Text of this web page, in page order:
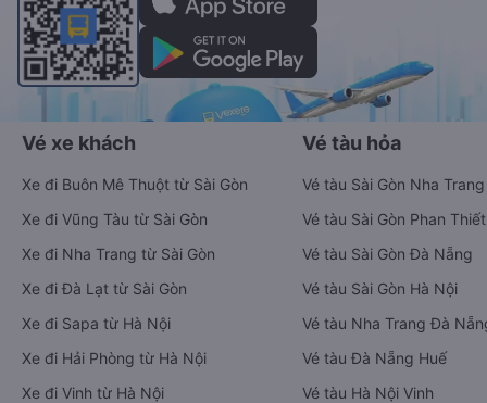
Vé xe khách
Xe đi Buôn Mê Thuột từ Sài Gòn
Xe đi Vũng Tàu từ Sài Gòn
Xe đi Nha Trang từ Sài Gòn
Xe đi Đà Lạt từ Sài Gòn
Xe đi Sapa từ Hà Nội
Xe đi Hải Phòng từ Hà Nội
Xe đi Vinh từ Hà Nội
Vé tàu hỏa
Vé tàu Sài Gòn Nha Trang
Vé tàu Sài Gòn Phan Thiết
Vé tàu Sài Gòn Đà Nẵng
Vé tàu Sài Gòn Hà Nội
Vé tàu Nha Trang Đà
Vé tàu Đà Nẵng Huế
Vé tàu Hà Nội Vinh